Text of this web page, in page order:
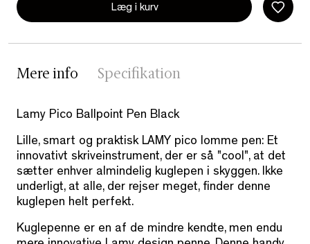
Læg i kurv
Mere info Specifikation
Lamy Pico Ballpoint Pen Black
Lille, smart og praktisk LAMY pico lomme pen: Et
innovativt skriveinstrument, der er så "cool", at det
sætter enhver almindelig kuglepen i skyggen. Ikke
underligt, at alle, der rejser meget, finder denne
kuglepen helt perfekt.
Kuglepenne er en af de mindre kendte, men endu